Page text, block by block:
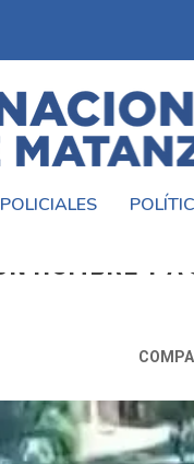
POLICIALES
HOMBRE Y